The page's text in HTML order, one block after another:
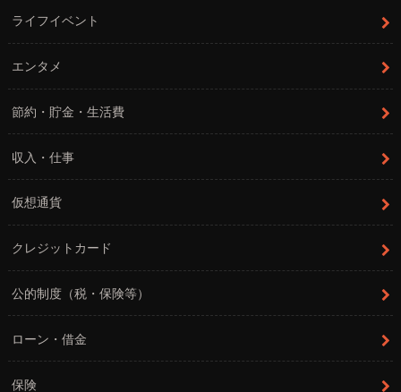
ライフイベント
エンタメ
節約・貯金・生活費
収入・仕事
仮想通貨
クレジットカード
公的制度（税・保険等）
ローン・借金
保険